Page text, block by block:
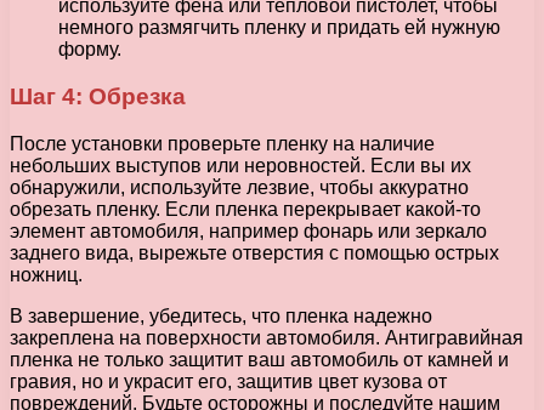
используйте фена или тепловой пистолет, чтобы
немного размягчить пленку и придать ей нужную
форму.
Шаг 4: Обрезка
После установки проверьте пленку на наличие
небольших выступов или неровностей. Если вы их
обнаружили, используйте лезвие, чтобы аккуратно
обрезать пленку. Если пленка перекрывает какой-то
элемент автомобиля, например фонарь или зеркало
заднего вида, вырежьте отверстия с помощью острых
ножниц.
В завершение, убедитесь, что пленка надежно
закреплена на поверхности автомобиля. Антигравийная
пленка не только защитит ваш автомобиль от камней и
гравия, но и украсит его, защитив цвет кузова от
повреждений. Будьте осторожны и последуйте нашим